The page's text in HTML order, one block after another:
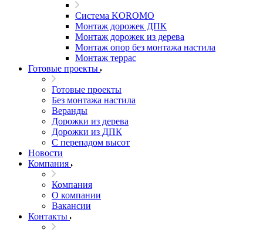
Система KOROMO
Монтаж дорожек ДПК
Монтаж дорожек из дерева
Монтаж опор без монтажа настила
Монтаж террас
Готовые проекты
Готовые проекты
Без монтажа настила
Веранды
Дорожки из дерева
Дорожки из ДПК
С перепадом высот
Новости
Компания
Компания
О компании
Вакансии
Контакты